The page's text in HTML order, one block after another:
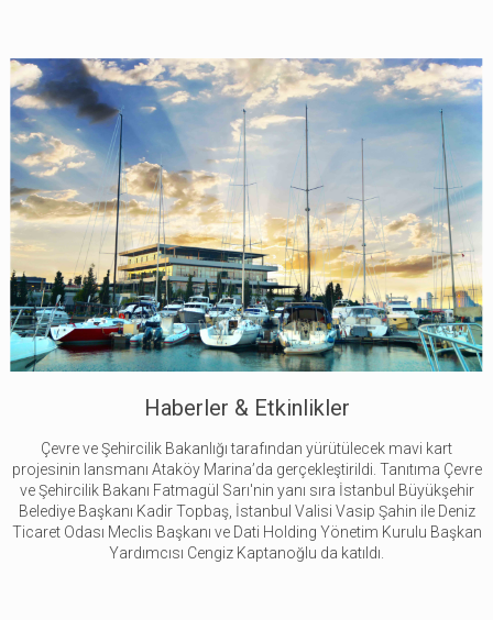
Haberler & Etkinlikler
Çevre ve Şehircilik Bakanlığı tarafından yürütülecek mavi kart
projesinin lansmanı Ataköy Marina’da gerçekleştirildi. Tanıtıma Çevre
ve Şehircilik Bakanı Fatmagül Sarı'nin yanı sıra İstanbul Büyükşehir
Belediye Başkanı Kadir Topbaş, İstanbul Valisi Vasip Şahin ile Deniz
Ticaret Odası Meclis Başkanı ve Dati Holding Yönetim Kurulu Başkan
Yardımcısı Cengiz Kaptanoğlu da katıldı.